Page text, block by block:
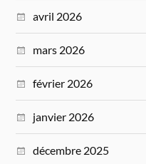
avril 2026
mars 2026
février 2026
janvier 2026
décembre 2025